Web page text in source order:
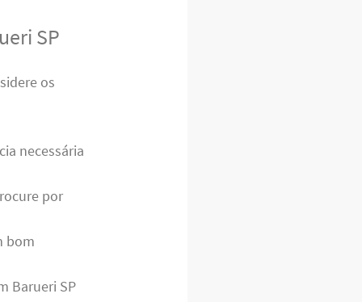
SP
os
necessária
por
bom
Barueri SP